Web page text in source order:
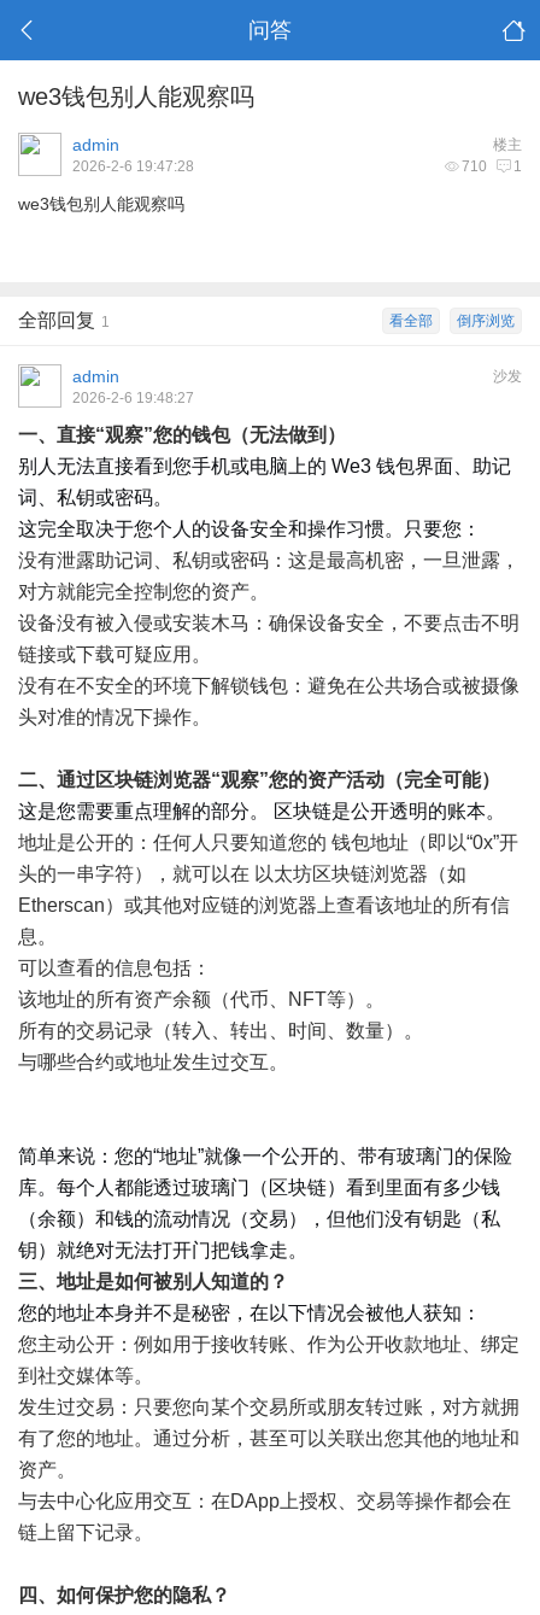
问答
we3钱包别人能观察吗
楼主
admin
710 1
2026-2-6 19:47:28
we3钱包别人能观察吗
倒序浏览
看全部
全部回复 1
沙发
admin
2026-2-6 19:48:27
一、直接“观察”您的钱包（无法做到）
别人无法直接看到您手机或电脑上的 We3 钱包界面、助记
词、私钥或密码。
这完全取决于您个人的设备安全和操作习惯。只要您：
没有泄露助记词、私钥或密码：这是最高机密，一旦泄露，
对方就能完全控制您的资产。
设备没有被入侵或安装木马：确保设备安全，不要点击不明
链接或下载可疑应用。
没有在不安全的环境下解锁钱包：避免在公共场合或被摄像
头对准的情况下操作。
二、通过区块链浏览器“观察”您的资产活动（完全可能）
这是您需要重点理解的部分。 区块链是公开透明的账本。
地址是公开的：任何人只要知道您的 钱包地址（即以“0x”开
头的一串字符），就可以在 以太坊区块链浏览器（如
Etherscan）或其他对应链的浏览器上查看该地址的所有信
息。
可以查看的信息包括：
该地址的所有资产余额（代币、NFT等）。
所有的交易记录（转入、转出、时间、数量）。
与哪些合约或地址发生过交互。
简单来说：您的“地址”就像一个公开的、带有玻璃门的保险
库。每个人都能透过玻璃门（区块链）看到里面有多少钱
（余额）和钱的流动情况（交易），但他们没有钥匙（私
钥）就绝对无法打开门把钱拿走。
三、地址是如何被别人知道的？
您的地址本身并不是秘密，在以下情况会被他人获知：
您主动公开：例如用于接收转账、作为公开收款地址、绑定
到社交媒体等。
发生过交易：只要您向某个交易所或朋友转过账，对方就拥
有了您的地址。通过分析，甚至可以关联出您其他的地址和
资产。
与去中心化应用交互：在DApp上授权、交易等操作都会在
链上留下记录。
四、如何保护您的隐私？